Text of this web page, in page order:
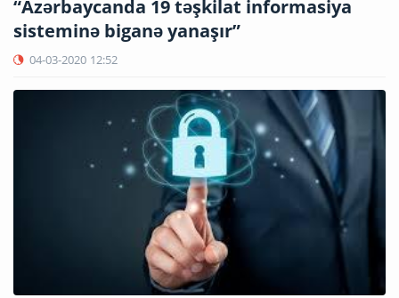
“Azərbaycanda 19 təşkilat informasiya
sisteminə biganə yanaşır”
04-03-2020 12:52